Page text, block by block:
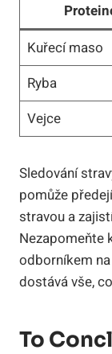
Kuřecí maso
Ryba
Vejce
Sledování
pomůže
stravou a
Nezapomeňte
odborníkem
dostává vše,
To